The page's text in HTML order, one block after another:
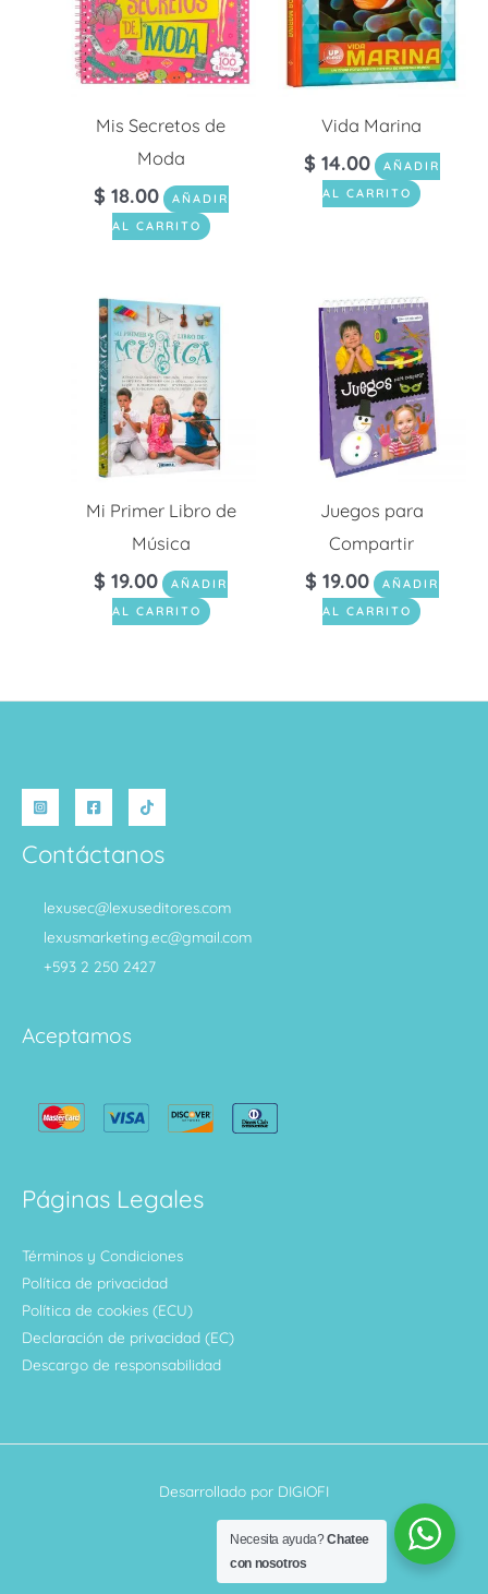
Mis Secretos de
Moda
$ 18.00
AÑADIR
AL CARRITO
Vida Marina
$ 14.00
AÑADIR
AL CARRITO
Mi Primer Libro de
Música
$ 19.00
AÑADIR
AL CARRITO
Juegos para
Compartir
$ 19.00
AÑADIR
AL CARRITO
Contáctanos
lexusec@lexuseditores.com
lexusmarketing.ec@gmail.com
+593 2 250 2427
Aceptamos
Páginas Legales
Términos y Condiciones
Política de privacidad
Política de cookies (ECU)
Declaración de privacidad (EC)
Descargo de responsabilidad
Desarrollado por DIGIOFI
Necesita ayuda?Chatee
con nosotros